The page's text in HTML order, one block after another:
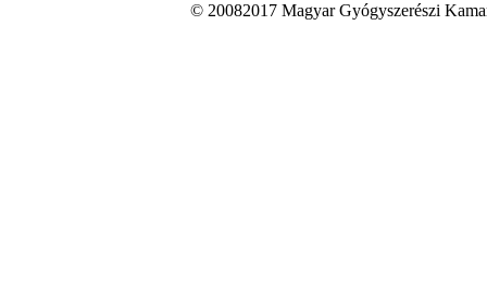
© 20082017 Magyar Gyógyszerészi